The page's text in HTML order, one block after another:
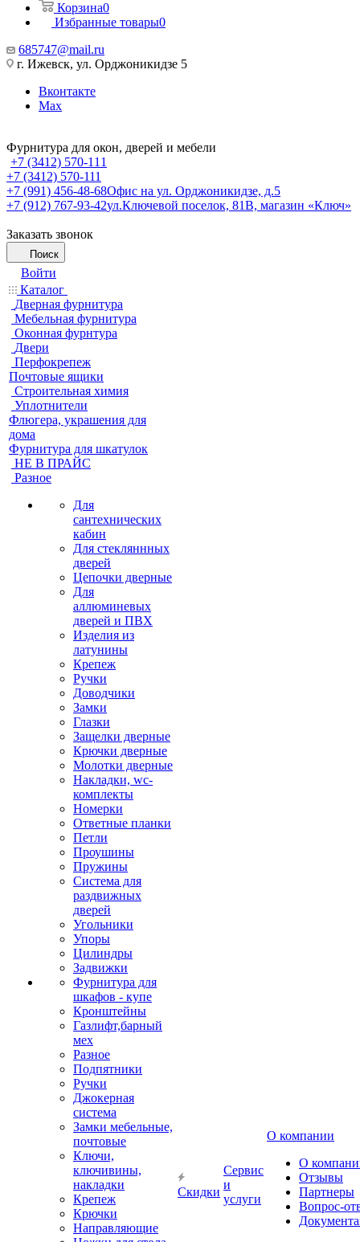
Корзина0
Избранные товары0
685747@mail.ru
г. Ижевск, ул. Орджоникидзе 5
Вконтакте
Max
Фурнитура для окон, дверей и мебели
+7 (3412) 570-111
+7 (3412) 570-111
+7 (991) 456-48-68Офис на ул. Орджоникидзе, д.5
+7 (912) 767-93-42ул.Ключевой поселок, 81В, магазин «Ключ»
Заказать звонок
Поиск
Войти
Каталог
Дверная фурнитура
Мебельная фурнитура
Оконная фурнтура
Двери
Перфокрепеж
Почтовые ящики
Строительная химия
Уплотнители
Флюгера, украшения для
дома
Фурнитура для шкатулок
НЕ В ПРАЙС
Разное
Для
сантехнических
кабин
Для стекляннных
дверей
Цепочки дверные
Для
аллюминевых
дверей и ПВХ
Изделия из
латунины
Крепеж
Ручки
Доводчики
Замки
Глазки
Защелки дверные
Крючки дверные
Молотки дверные
Накладки, wc-
комплекты
Номерки
Ответные планки
Петли
Проушины
Пружины
Система для
раздвижных
дверей
Угольники
Упоры
Цилиндры
Задвижки
Фурнитура для
шкафов - купе
Кронштейны
Газлифт,барный
мех
Разное
Подпятники
Ручки
Джокерная
система
Замки мебельные,
почтовые
Ключи,
ключивины,
накладки
Крепеж
Крючки
Направляющие
Скидки
Сервис
и
услуги
О компании
О
Отзывы
Партнеры
Вопрос-